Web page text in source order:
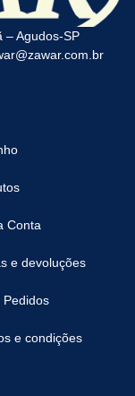
– Agudos-SP
Conta
e devoluções
Pedidos
e condições